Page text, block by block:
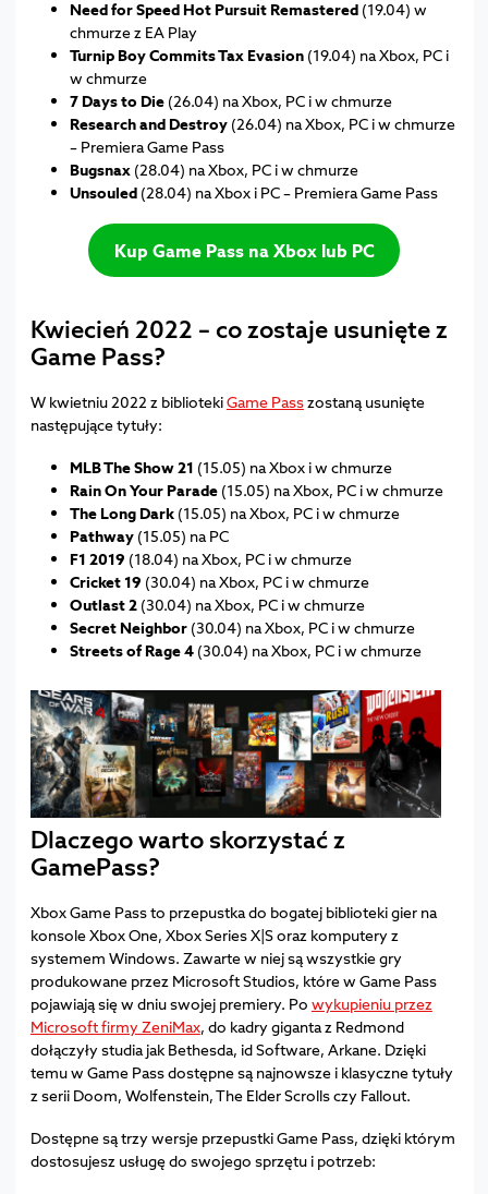
Need for Speed Hot Pursuit Remastered (19.04) w
chmurze z EA Play
Turnip Boy Commits Tax Evasion(19.04) na Xbox, PC i
w chmurze
7 Days to Die(26.04) na Xbox, PC i w chmurze
Research and Destroy (26.04) na Xbox, PC i w chmurze
– Premiera Game Pass
Bugsnax (28.04) na Xbox, PC i w chmurze
Unsouled (28.04) na Xbox i PC – Premiera Game Pass
Kup Game Pass na Xbox lub PC
Kwiecień 2022 – co zostaje usunięte z
Game Pass?
W kwietniu 2022 z bibliotekiGame Passzostaną usunięte
następujące tytuły:
MLB The Show 21 (15.05) na Xbox i w chmurze
Rain On Your Parade(15.05) na Xbox, PC i w chmurze
The Long Dark(15.05) na Xbox, PC i w chmurze
Pathway (15.05) na PC
F1 2019 (18.04) na Xbox, PC i w chmurze
Cricket 19 (30.04) na Xbox, PC i w chmurze
Outlast 2(30.04) na Xbox, PC i w chmurze
Secret Neighbor(30.04) na Xbox, PC i w chmurze
Streets of Rage 4(30.04) na Xbox, PC i w chmurze
Dlaczego warto skorzystać z
GamePass?
Xbox Game Pass to przepustka do bogatej biblioteki gier na
konsole Xbox One, Xbox Series X|S oraz komputery z
systemem Windows. Zawarte w niej są wszystkie gry
produkowane przez Microsoft Studios, które w Game Pass
pojawiają się w dniu swojej premiery. Po wykupieniu przez
Microsoft firmy ZeniMax, do kadry giganta z Redmond
dołączyły studia jak Bethesda, id Software, Arkane. Dzięki
temu w Game Pass dostępne są najnowsze i klasyczne tytuły
z serii Doom, Wolfenstein, The Elder Scrolls czy Fallout.
Dostępne są trzy wersje przepustki Game Pass, dzięki którym
dostosujesz usługę do swojego sprzętu i potrzeb: